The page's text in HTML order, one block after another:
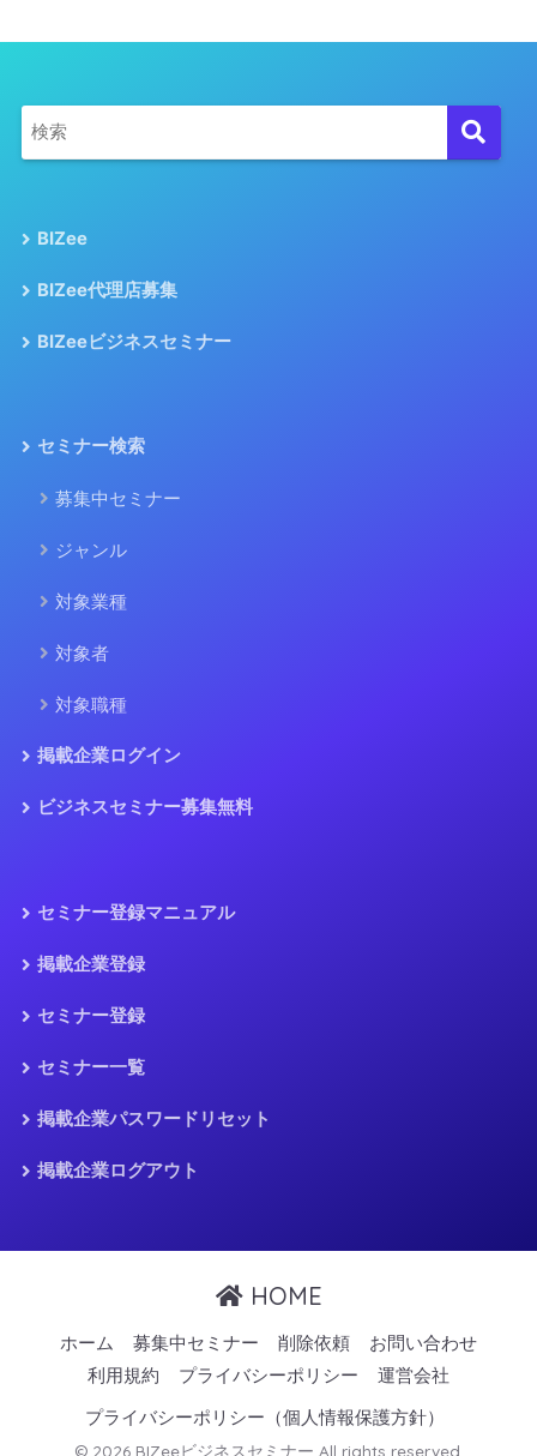
BIZee
BIZee代理店募集
BIZeeビジネスセミナー
セミナー検索
募集中セミナー
ジャンル
対象業種
対象者
対象職種
掲載企業ログイン
ビジネスセミナー募集無料
セミナー登録マニュアル
掲載企業登録
セミナー登録
セミナー一覧
掲載企業パスワードリセット
掲載企業ログアウト
HOME
ホーム 募集中セミナー 削除依頼
お問い合わせ
利用規約
プライバシーポリシー
運営会社
プライバシーポリシー（個人情報保護方針）
© 2026 BIZeeビジネスセミナー All rights reserved.